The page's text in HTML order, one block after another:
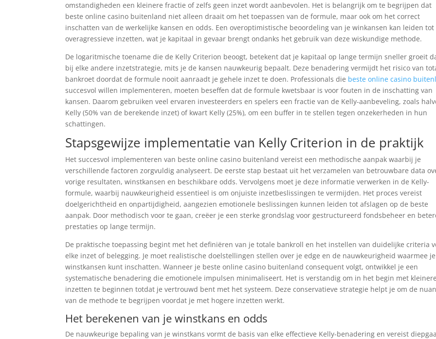
omstandigheden een kleinere fractie of zelfs geen inzet wordt aanbevolen. Het is belangrijk om te begrijpen dat
beste online casino buitenland niet alleen draait om het toepassen van de formule, maar ook om het correct
inschatten van de werkelijke kansen en odds. Een overoptimistische beoordeling van je winkansen kan leiden tot
overagressieve inzetten, wat je kapitaal in gevaar brengt ondanks het gebruik van deze wiskundige methode.
De logaritmische toename die de Kelly Criterion beoogt, betekent dat je kapitaal op lange termijn sneller groeit
bij elke andere inzetstrategie, mits je de kansen nauwkeurig bepaalt. Deze benadering vermijdt het risico van
bankroet doordat de formule nooit aanraadt je gehele inzet te doen. Professionals die beste online casino
succesvol willen implementeren, moeten beseffen dat de formule kwetsbaar is voor fouten in de inschatting van
kansen. Daarom gebruiken veel ervaren investeerders en spelers een fractie van de Kelly-aanbeveling, zoals
Kelly (50% van de berekende inzet) of kwart Kelly (25%), om een buffer in te stellen tegen onzekerheden in hun
schattingen.
Stapsgewijze implementatie van Kelly Criterion in de praktijk
Het succesvol implementeren van beste online casino buitenland vereist een methodische aanpak waarbij je
verschillende factoren zorgvuldig analyseert. De eerste stap bestaat uit het verzamelen van betrouwbare data
vorige resultaten, winstkansen en beschikbare odds. Vervolgens moet je deze informatie verwerken in de Kelly-
formule, waarbij nauwkeurigheid essentieel is om onjuiste inzetbeslissingen te vermijden. Het proces vereist
doelgerichtheid en onpartijdigheid, aangezien emotionele beslissingen kunnen leiden tot afslagen op de beste
aanpak. Door methodisch voor te gaan, creëer je een sterke grondslag voor gestructureerd fondsbeheer en
prestaties op lange termijn.
De praktische toepassing begint met het definiëren van je totale bankroll en het instellen van duidelijke criteria
elke inzet of belegging. Je moet realistische doelstellingen stellen over je edge en de nauwkeurigheid waarmee je
winstkansen kunt inschatten. Wanneer je beste online casino buitenland consequent volgt, ontwikkel je een
systematische benadering die emotionele impulsen minimaliseert. Het is verstandig om in het begin met kleinere
inzetten te beginnen totdat je vertrouwd bent met het systeem. Deze conservatieve strategie helpt je om de
van de methode te begrijpen voordat je met hogere inzetten werkt.
Het berekenen van je winstkans en odds
De nauwkeurige bepaling van je winstkans vormt de basis van elke effectieve Kelly-benadering en vereist